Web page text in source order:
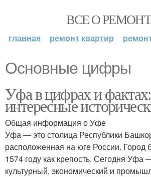
ВСЕ О
главная ремонт квартир
Основные цифры
Уфа в цифрах и фактах:
интересные
Общая информация о Уфе
Уфа — это столица Республики
расположенная на юге России. Город
1574 году как крепость. Сегодня Уфа
культурный, экономический и